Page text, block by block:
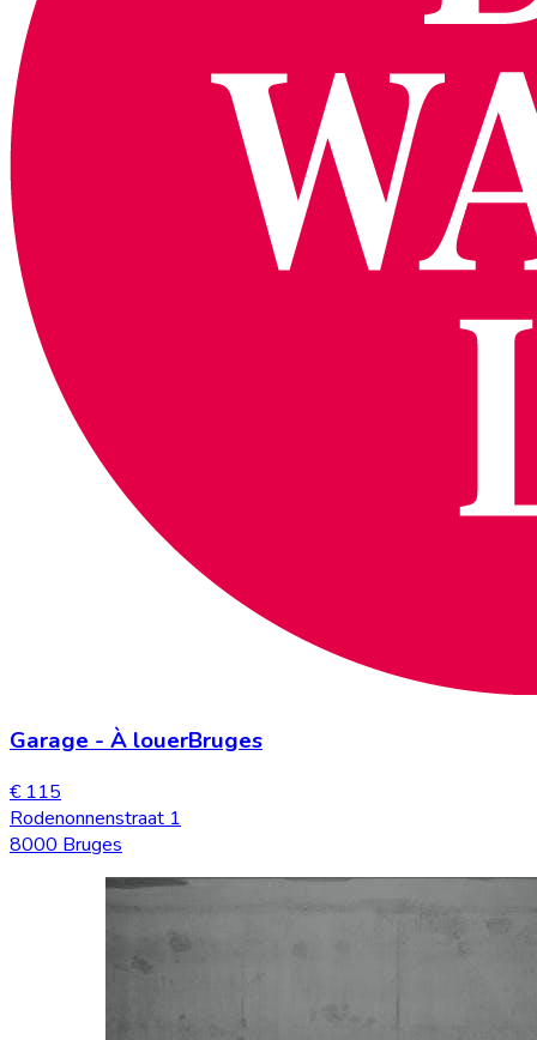
Garage - À louerBruges
€ 115
Rodenonnenstraat 1
8000 Bruges